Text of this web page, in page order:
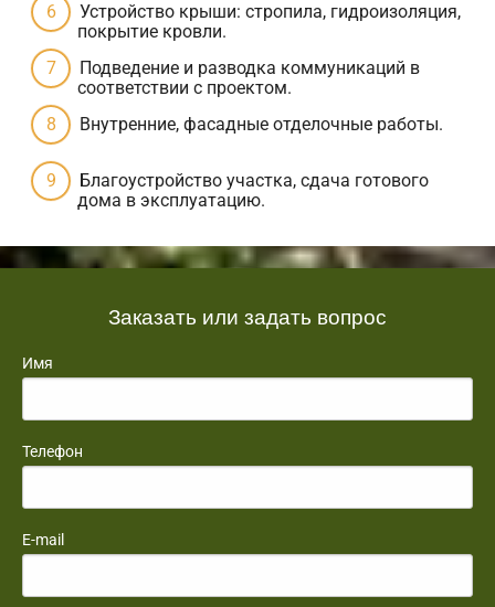
Устройство крыши: стропила, гидроизоляция,
покрытие кровли.
Подведение и разводка коммуникаций в
соответствии с проектом.
Внутренние, фасадные отделочные работы.
Благоустройство участка, сдача готового
дома в эксплуатацию.
Заказать или задать вопрос
Имя
Телефон
E-mail